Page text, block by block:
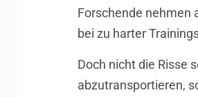
Forschende nehmen
bei zu harter
Doch nicht die Risse
abzutransportieren,